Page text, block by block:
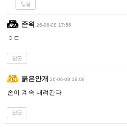
답글
존윅 26-06-08 17:56
ㅇㄷ
답글
붉은안개 26-06-08 18:08
손이 계속 내려간다
답글